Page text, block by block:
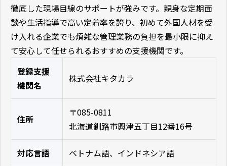
徹底した現場目線のサポートが強みです。親身な定期面
談や生活指導で高い定着率を誇り、初めて外国人材を受
け入れる企業でも煩雑な管理業務の負担を最小限に抑え
て安心して任せられるおすすめの支援機関です。
登録支援
機関名
株式会社キタカラ
住所
〒085-0811
北海道釧路市興津五丁目12番16号
対応言語 ベトナム語、インドネシア語